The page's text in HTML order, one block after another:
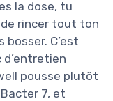
la dose, tu
rincer tout ton
C’est
pousse plutôt
7, et